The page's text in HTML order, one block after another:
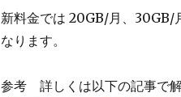
新料金では 20GB/月、30GB/
なります。
参考 詳しくは以下の記事で